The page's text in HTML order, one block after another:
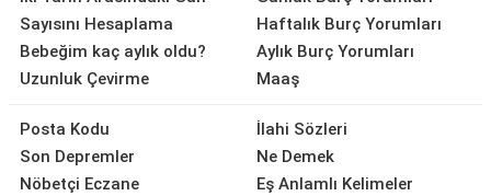
Sayısını Hesaplama
Bebeğim kaç aylık oldu?
Uzunluk Çevirme
Haftalık Burç Yorumları
Aylık Burç Yorumları
Maaş
Posta Kodu
Son Depremler
Nöbetçi Eczane
İlahi Sözleri
Ne Demek
Eş Anlamlı Kelimeler